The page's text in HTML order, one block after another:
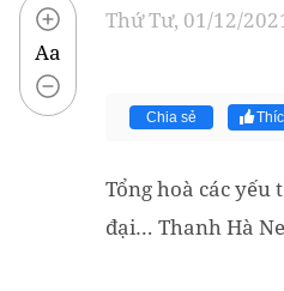
Aa
Thứ Tư, 01/12/
Chia sẻ
Tổng hoà các
đại… Thanh Hà